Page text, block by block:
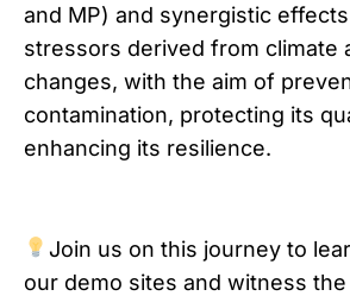
and MP) and synergistic
stressors derived from climate
changes, with the aim of
contamination, protecting its
enhancing its resilience.
Join us on this journey to
our demo sites and witness